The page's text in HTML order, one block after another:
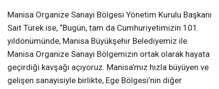
Manisa Organize Sanayi Bölgesi Yönetim Kurulu Başkanı
Sait Türek ise, “Bugün, tam da Cumhuriyetimizin 101.
yıldönümünde, Manisa Büyükşehir Belediyemiz ile
Manisa Organize Sanayi Bölgemizin ortak olarak hayata
geçirdiği kavşağı açıyoruz. Manisa’mız hızla büyüyen ve
gelişen sanayisiyle birlikte, Ege Bölgesi’nin diğer